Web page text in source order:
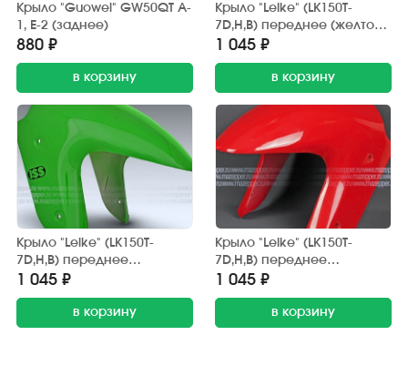
Крыло "Guowei" GW50QT A-
1, Е-2 (заднее)
880 ₽
в корзину
Крыло "Leike" (LK150T-
7D,H,B) переднее (желтое)
передняя часть
1 045 ₽
в корзину
Крыло "Leike" (LK150T-
7D,H,B) переднее
(зелёное) передняя часть
1 045 ₽
в корзину
Крыло "Leike" (LK150T-
7D,H,B) переднее
(красное) передняя часть
1 045 ₽
в корзину